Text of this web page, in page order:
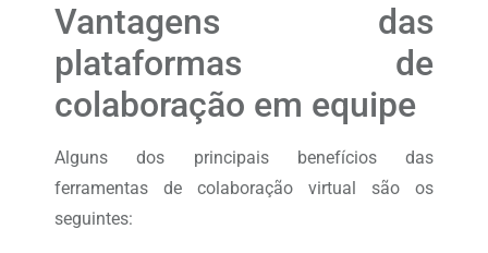
Vantagens das
plataformas de
colaboração em equipe
Alguns dos principais benefícios das
ferramentas de colaboração virtual são os
seguintes: